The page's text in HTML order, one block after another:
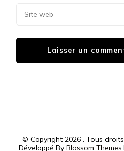
© Copyright 2026 . Tous
Développé By Blossom Themes